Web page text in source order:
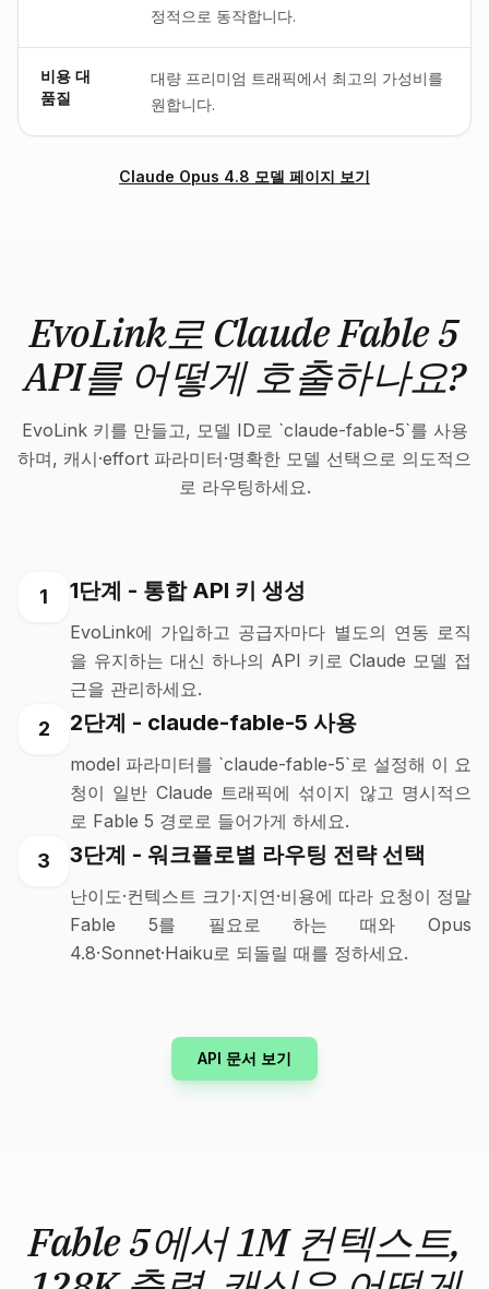
정적으로 동작합니다.
비용 대
품질
대량 프리미엄 트래픽에서 최고의 가성비를
원합니다.
Claude Opus 4.8 모델 페이지 보기
EvoLink로 Claude Fable 5
API를 어떻게 호출하나요?
EvoLink 키를 만들고, 모델 ID로 `claude-fable-5`를 사용
하며, 캐시·effort 파라미터·명확한 모델 선택으로 의도적으
로 라우팅하세요.
1 1단계 - 통합 API 키 생성
EvoLink에 가입하고 공급자마다 별도의 연동 로직
을 유지하는 대신 하나의 API 키로 Claude 모델 접
근을 관리하세요.
2 2단계 - claude-fable-5 사용
model 파라미터를 `claude-fable-5`로 설정해 이 요
청이 일반 Claude 트래픽에 섞이지 않고 명시적으
로 Fable 5 경로로 들어가게 하세요.
3 3단계 - 워크플로별 라우팅 전략 선택
난이도·컨텍스트 크기·지연·비용에 따라 요청이 정말
Fable 5를 필요로 하는 때와 Opus
4.8·Sonnet·Haiku로 되돌릴 때를 정하세요.
API 문서 보기
Fable 5에서 1M 컨텍스트,